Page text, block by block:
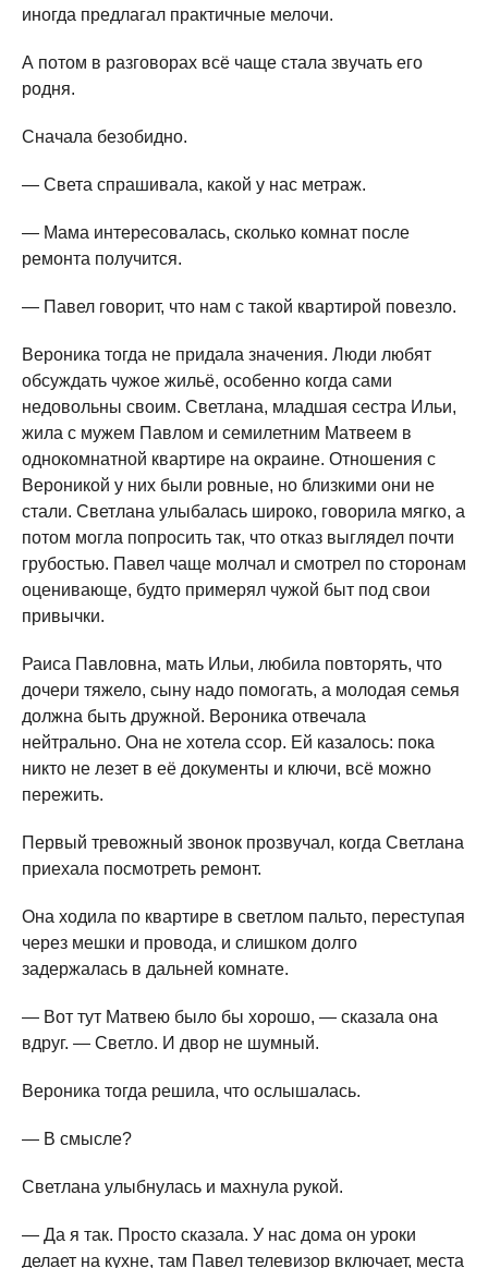
иногда предлагал практичные мелочи.
А потом в разговорах всё чаще стала звучать его
родня.
Сначала безобидно.
— Света спрашивала, какой у нас метраж.
— Мама интересовалась, сколько комнат после
ремонта получится.
— Павел говорит, что нам с такой квартирой повезло.
Вероника тогда не придала значения. Люди любят
обсуждать чужое жильё, особенно когда сами
недовольны своим. Светлана, младшая сестра Ильи,
жила с мужем Павлом и семилетним Матвеем в
однокомнатной квартире на окраине. Отношения с
Вероникой у них были ровные, но близкими они не
стали. Светлана улыбалась широко, говорила мягко, а
потом могла попросить так, что отказ выглядел почти
грубостью. Павел чаще молчал и смотрел по сторонам
оценивающе, будто примерял чужой быт под свои
привычки.
Раиса Павловна, мать Ильи, любила повторять, что
дочери тяжело, сыну надо помогать, а молодая семья
должна быть дружной. Вероника отвечала
нейтрально. Она не хотела ссор. Ей казалось: пока
никто не лезет в её документы и ключи, всё можно
пережить.
Первый тревожный звонок прозвучал, когда Светлана
приехала посмотреть ремонт.
Она ходила по квартире в светлом пальто, переступая
через мешки и провода, и слишком долго
задержалась в дальней комнате.
— Вот тут Матвею было бы хорошо, — сказала она
вдруг. — Светло. И двор не шумный.
Вероника тогда решила, что ослышалась.
— В смысле?
Светлана улыбнулась и махнула рукой.
— Да я так. Просто сказала. У нас дома он уроки
делает на кухне, там Павел телевизор включает, места